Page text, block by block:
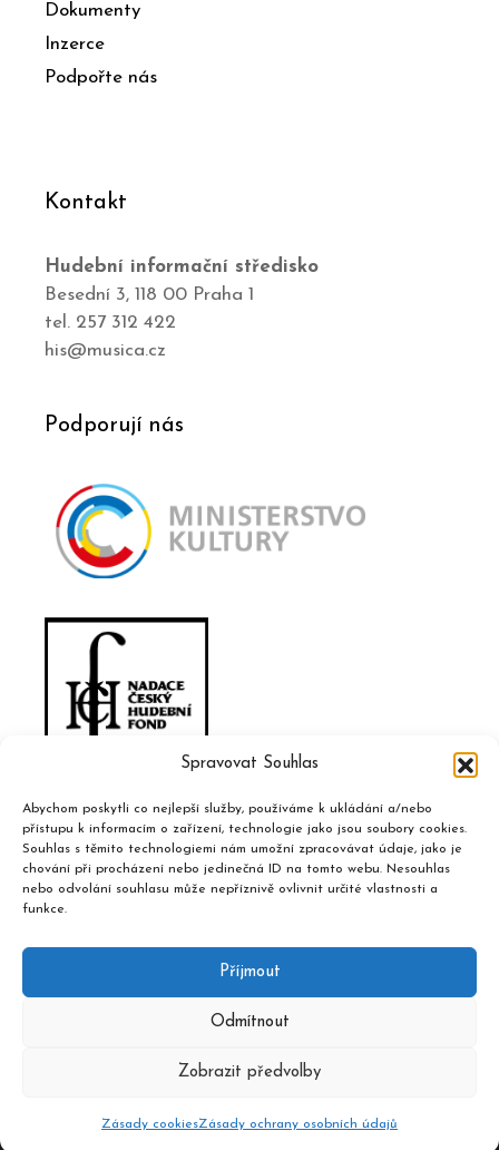
Spravovat Souhlas
Abychom poskytli co nejlepší služby, používáme k ukládání a/nebo
přístupu k informacím o zařízení, technologie jako jsou soubory cookies.
Souhlas s těmito technologiemi nám umožní zpracovávat údaje, jako je
chování při procházení nebo jedinečná ID na tomto webu. Nesouhlas
nebo odvolání souhlasu může nepříznivě ovlivnit určité vlastnosti a
funkce.
Příjmout
Odmítnout
Zobrazit předvolby
Zásady cookiesZásady ochrany osobních údajů
Dokumenty
Inzerce
Podpořte nás
Kontakt
Hudební informační středisko
Besední 3, 118 00 Praha 1
tel. 257 312 422
his@musica.cz
Podporují nás
Dokument